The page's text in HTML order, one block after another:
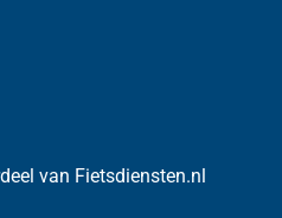
van Fietsdiensten.nl